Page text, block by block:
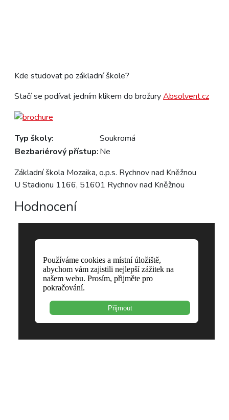
Kde studovat po základní škole?
Stačí se podívat jedním klikem do brožuryAbsolvent.cz
Typ školy:
Soukromá
Bezbariérový přístup:Ne
Základní škola Mozaika, o.p.s. Rychnov nad Kněžnou
U Stadionu 1166, 51601 Rychnov nad Kněžnou
Hodnocení